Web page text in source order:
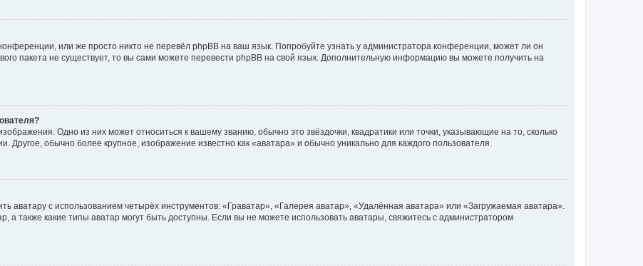
или же просто никто не перевёл phpBB на ваш язык. Попробуйте узнать у администратора конференции, может ли он
пакета не существует, то вы сами можете перевести phpBB на свой язык. Дополнительную информацию вы можете получить на
Одно из них может относиться к вашему званию, обычно это звёздочки, квадратики или точки, указывающие на то, сколько
обычно более крупное, изображение известно как «аватара» и обычно уникально для каждого пользователя.
аватару с использованием четырёх инструментов: «Граватар», «Галерея аватар», «Удалённая аватара» или «Загружаемая аватара».
а также какие типы аватар могут быть доступны. Если вы не можете использовать аватары, свяжитесь с администратором